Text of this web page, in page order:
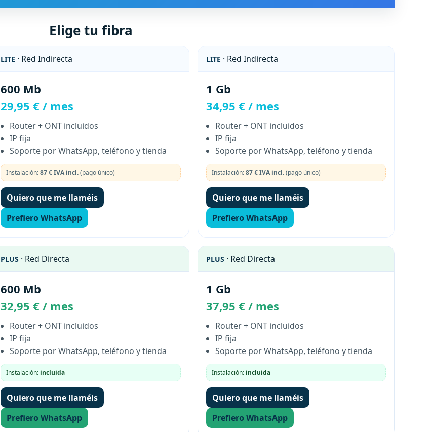
Elige tu fibra
LITE · Red Indirecta
600 Mb
29,95 € / mes
Router + ONT incluidos
IP fija
Soporte por WhatsApp, teléfono y tienda
Instalación:87 € IVA incl.(pago único)
Quiero que me llaméis
Prefiero WhatsApp
LITE · Red Indirecta
1 Gb
34,95 € / mes
Router + ONT incluidos
IP fija
Soporte por WhatsApp, teléfono y tienda
Instalación:87 € IVA incl.(pago único)
Quiero que me llaméis
Prefiero WhatsApp
PLUS · Red Directa
600 Mb
32,95 € / mes
Router + ONT incluidos
IP fija
Soporte por WhatsApp, teléfono y tienda
Instalación: incluida
Quiero que me llaméis
Prefiero WhatsApp
PLUS · Red Directa
1 Gb
37,95 € / mes
Router + ONT incluidos
IP fija
Soporte por WhatsApp, teléfono y tienda
Instalación: incluida
Quiero que me llaméis
Prefiero WhatsApp